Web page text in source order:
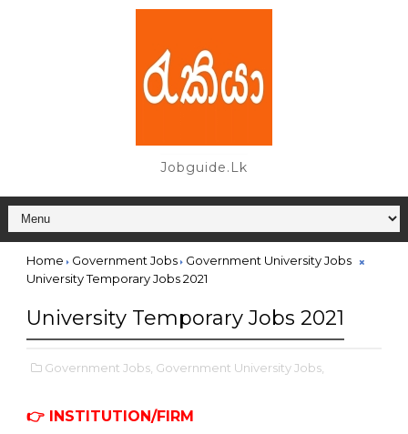
Jobguide.lk
Home Government Jobs
Government University Jobs
University Temporary Jobs 2021
University Temporary Jobs 2021
Government Jobs, Government University Jobs,
👉 INSTITUTION/FIRM